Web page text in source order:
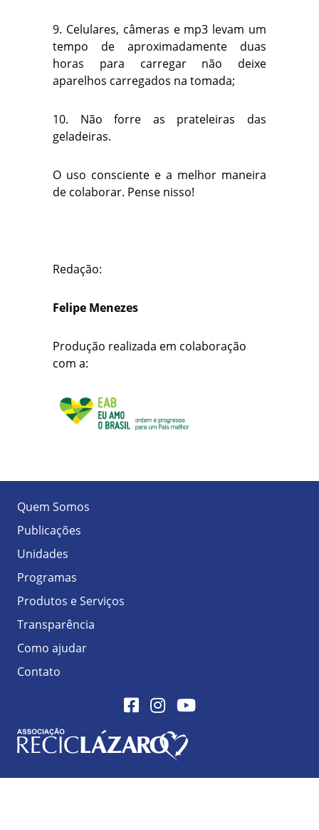
9. Celulares, câmeras e mp3 levam um
tempo de aproximadamente duas
horas para carregar não deixe
aparelhos carregados na tomada;
10. Não forre as prateleiras das
geladeiras.
O uso consciente e a melhor maneira
de colaborar. Pense nisso!
Redação:
Felipe Menezes
Produção realizada em colaboração
com a:
Quem Somos
Publicações
Unidades
Programas
Produtos e Serviços
Transparência
Como ajudar
Contato
FacebookInstagramYoutube
Logo